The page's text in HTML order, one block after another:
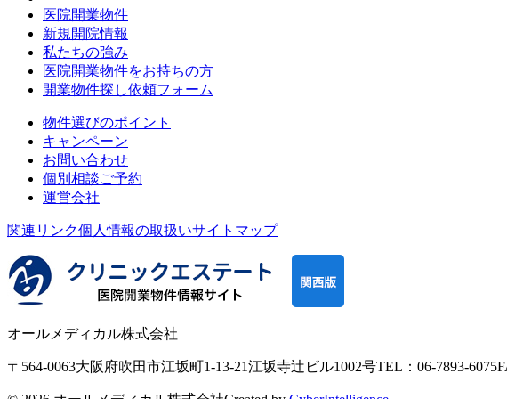
医院開業物件
新規開院情報
私たちの強み
医院開業物件をお持ちの方
開業物件探し依頼フォーム
物件選びのポイント
キャンペーン
お問い合わせ
個別相談ご予約
運営会社
関連リンク個人情報の取扱いサイトマップ
オールメディカル株式会社
〒564-0063大阪府吹田市江坂町1-13-21江坂寺辻ビル1002号TEL：06-7893-6075